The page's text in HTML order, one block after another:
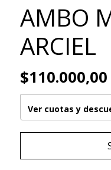
AMBO
ARCIEL
$110.000,00
Ver cuotas y